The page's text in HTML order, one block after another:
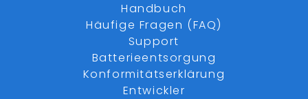
Handbuch
Häufige Fragen (FAQ)
Support
Batterieentsorgung
Konformitätserklärung
Entwickler